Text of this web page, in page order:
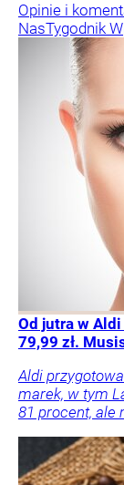
Opinie i
NasTygodnik
Od jutra w
79,99 zł.
Aldi
marek, w tym
81 procent, ale